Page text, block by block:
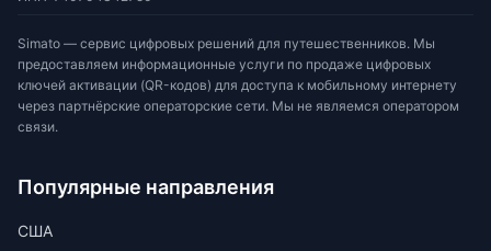
Simato — сервис цифровых решений для путешественников. Мы
предоставляем информационные услуги по продаже цифровых
ключей активации (QR-кодов) для доступа к мобильному интернету
через партнёрские операторские сети. Мы не являемся оператором
связи.
Популярные направления
США